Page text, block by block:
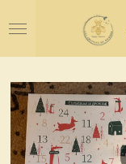
au